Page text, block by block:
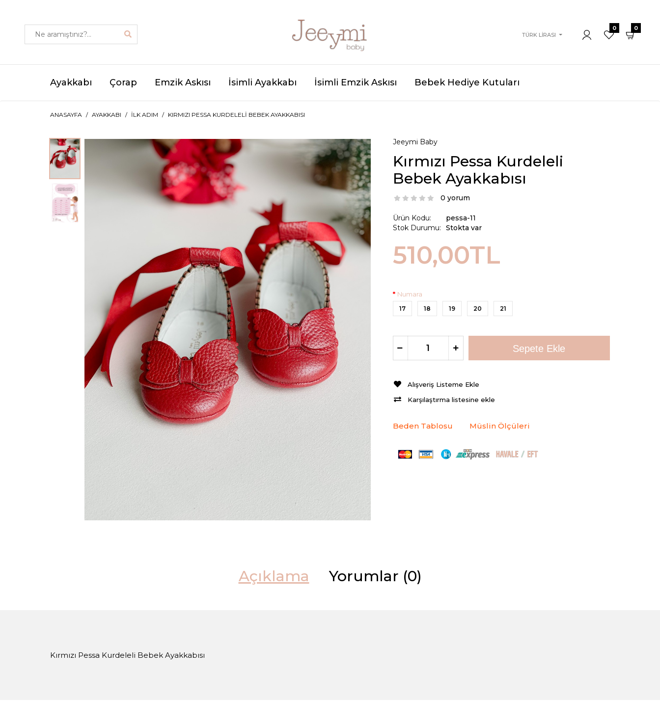
TÜRK LIRASI
0 0
Ayakkabı Çorap Emzik Askısı İsimli Ayakkabı İsimli Emzik Askısı Bebek Hediye Kutuları
ANASAYFA AYAKKABI İLK ADIM KIRMIZI PESSA KURDELELI BEBEK AYAKKABISI
Jeeymi Baby
Kırmızı Pessa Kurdeleli
Bebek Ayakkabısı
0 yorum
Ürün Kodu:
Stok Durumu:
pessa-11
Stokta var
510,00TL
Numara
17 18 19 20 21
Alışveriş Listeme Ekle
Karşılaştırma listesine ekle
Beden Tablosu Müslin Ölçüleri
Açıklama Yorumlar (0)
Kırmızı Pessa Kurdeleli Bebek Ayakkabısı